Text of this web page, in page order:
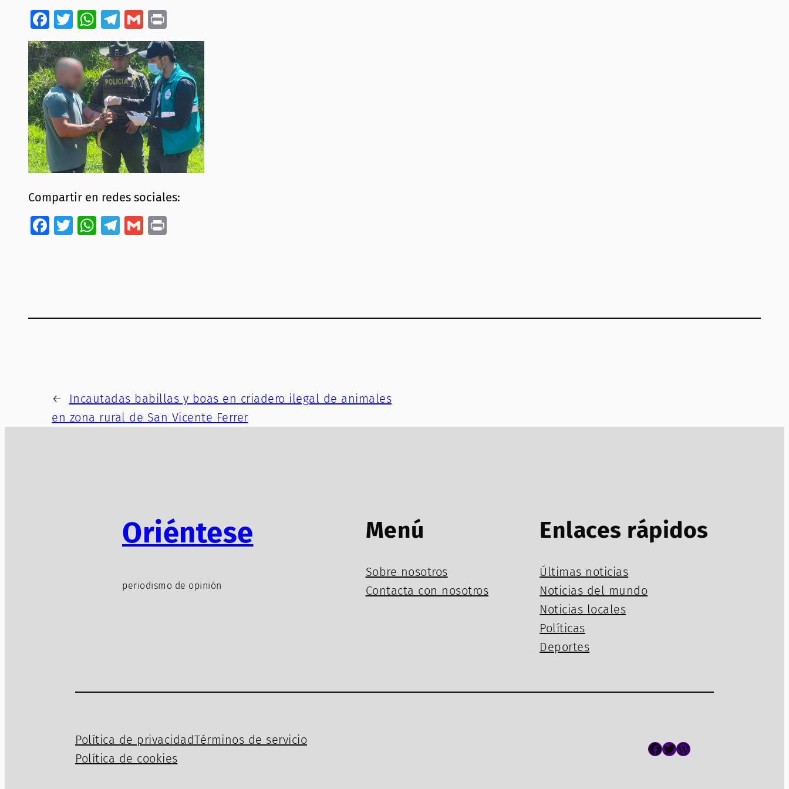
Facebook
Twitter
WhatsApp
Telegram
Gmail
Compartir en redes sociales:
Facebook
Twitter
WhatsApp
Telegram
Gmail
←
Incautadas babillas y boas en criadero ilegal de animales
en zona rural de San Vicente Ferrer
Oriéntese
periodismo de opinión
Menú
Sobre nosotros
Contacta con nosotros
Enlaces rápidos
Últimas noticias
Noticias del mundo
Noticias locales
Políticas
Deportes
Política de privacidadTérminos de servicio
Política de cookies
Facebook Twitter WordPress